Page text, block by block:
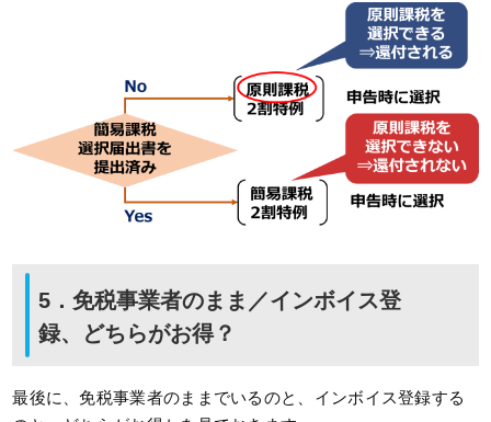
5．免税事業者のまま／インボイス登
録、どちらがお得？
最後に、免税事業者のままでいるのと、インボイス登録する